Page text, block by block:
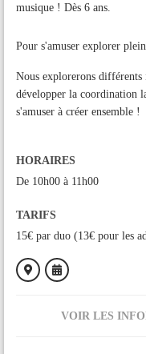
musique ! Dès 6 ans.
Pour s'amuser explorer
Nous explorerons différents
développer la coordination
s'amuser à créer ensemble !
HORAIRES
De 10h00 à 11h00
TARIFS
15€ par duo (13€ pour les
VOIR LES